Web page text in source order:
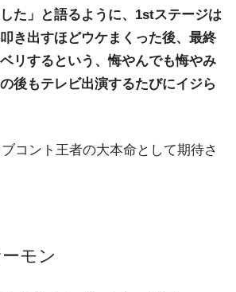
た」と語るように、1stステージは
き出すほどウケまくった後、最終
リするという、悔やんでも悔やみ
後もテレビ出演するたびにイジら
コント王者の大本命として期待さ
モン